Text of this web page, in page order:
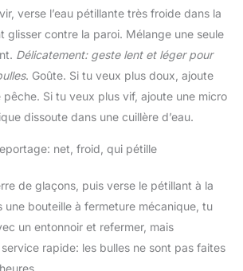
verse l’eau pétillante très froide dans la
glisser contre la paroi. Mélange une seule
Délicatement: geste lent et léger pour
. Goûte. Si tu veux plus doux, ajoute
Si tu veux plus vif, ajoute une micro
dissoute dans une cuillère d’eau.
net, froid, qui pétille
de glaçons, puis verse le pétillant à la
une bouteille à fermeture mécanique, tu
un entonnoir et refermer, mais
rapide: les bulles ne sont pas faites